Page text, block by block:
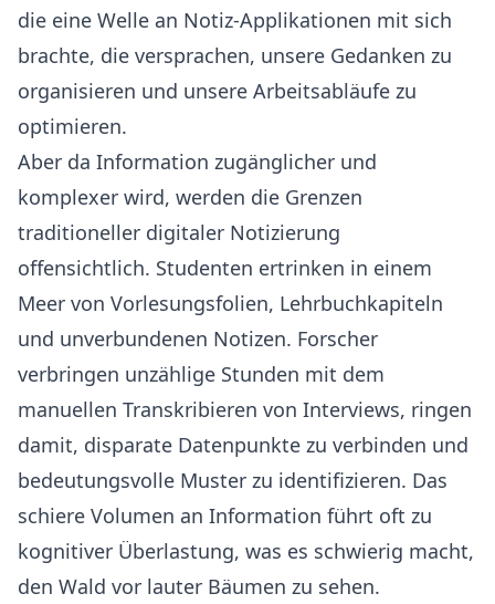
die eine Welle an Notiz-Applikationen mit sich
brachte, die versprachen, unsere Gedanken zu
organisieren und unsere Arbeitsabläufe zu
optimieren.
Aber da Information zugänglicher und
komplexer wird, werden die Grenzen
traditioneller digitaler Notizierung
offensichtlich. Studenten ertrinken in einem
Meer von Vorlesungsfolien, Lehrbuchkapiteln
und unverbundenen Notizen. Forscher
verbringen unzählige Stunden mit dem
manuellen Transkribieren von Interviews, ringen
damit, disparate Datenpunkte zu verbinden und
bedeutungsvolle Muster zu identifizieren. Das
schiere Volumen an Information führt oft zu
kognitiver Überlastung, was es schwierig macht,
den Wald vor lauter Bäumen zu sehen.